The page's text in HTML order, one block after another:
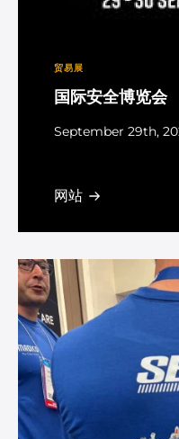
贸易展
国际安全博览会
September 29th,
网站